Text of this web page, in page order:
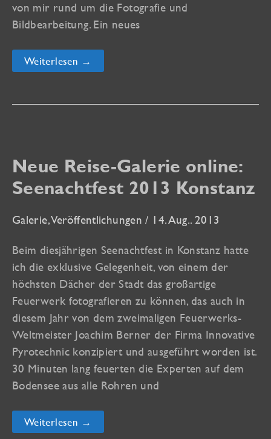
von mir rund um die Fotografie und
Bildbearbeitung. Ein neues
Alle
vhs-
das
Weiterlesen →
Neue Reise-Galerie online:
Seenachtfest 2013 Konstanz
Galerie,Veröffentlichungen / 14. Aug.. 2013
Beim diesjährigen Seenachtfest in Konstanz hatte
ich die exklusive Gelegenheit, von einem der
höchsten Dächer der Stadt das großartige
Feuerwerk fotografieren zu können, das auch in
diesem Jahr von dem zweimaligen Feuerwerks-
Weltmeister Joachim Berner der Firma Innovative
Pyrotechnic konzipiert und ausgeführt worden ist.
30 Minuten lang feuerten die Experten auf dem
Bodensee aus alle Rohren und
Neue
Reise-
Weiterlesen →